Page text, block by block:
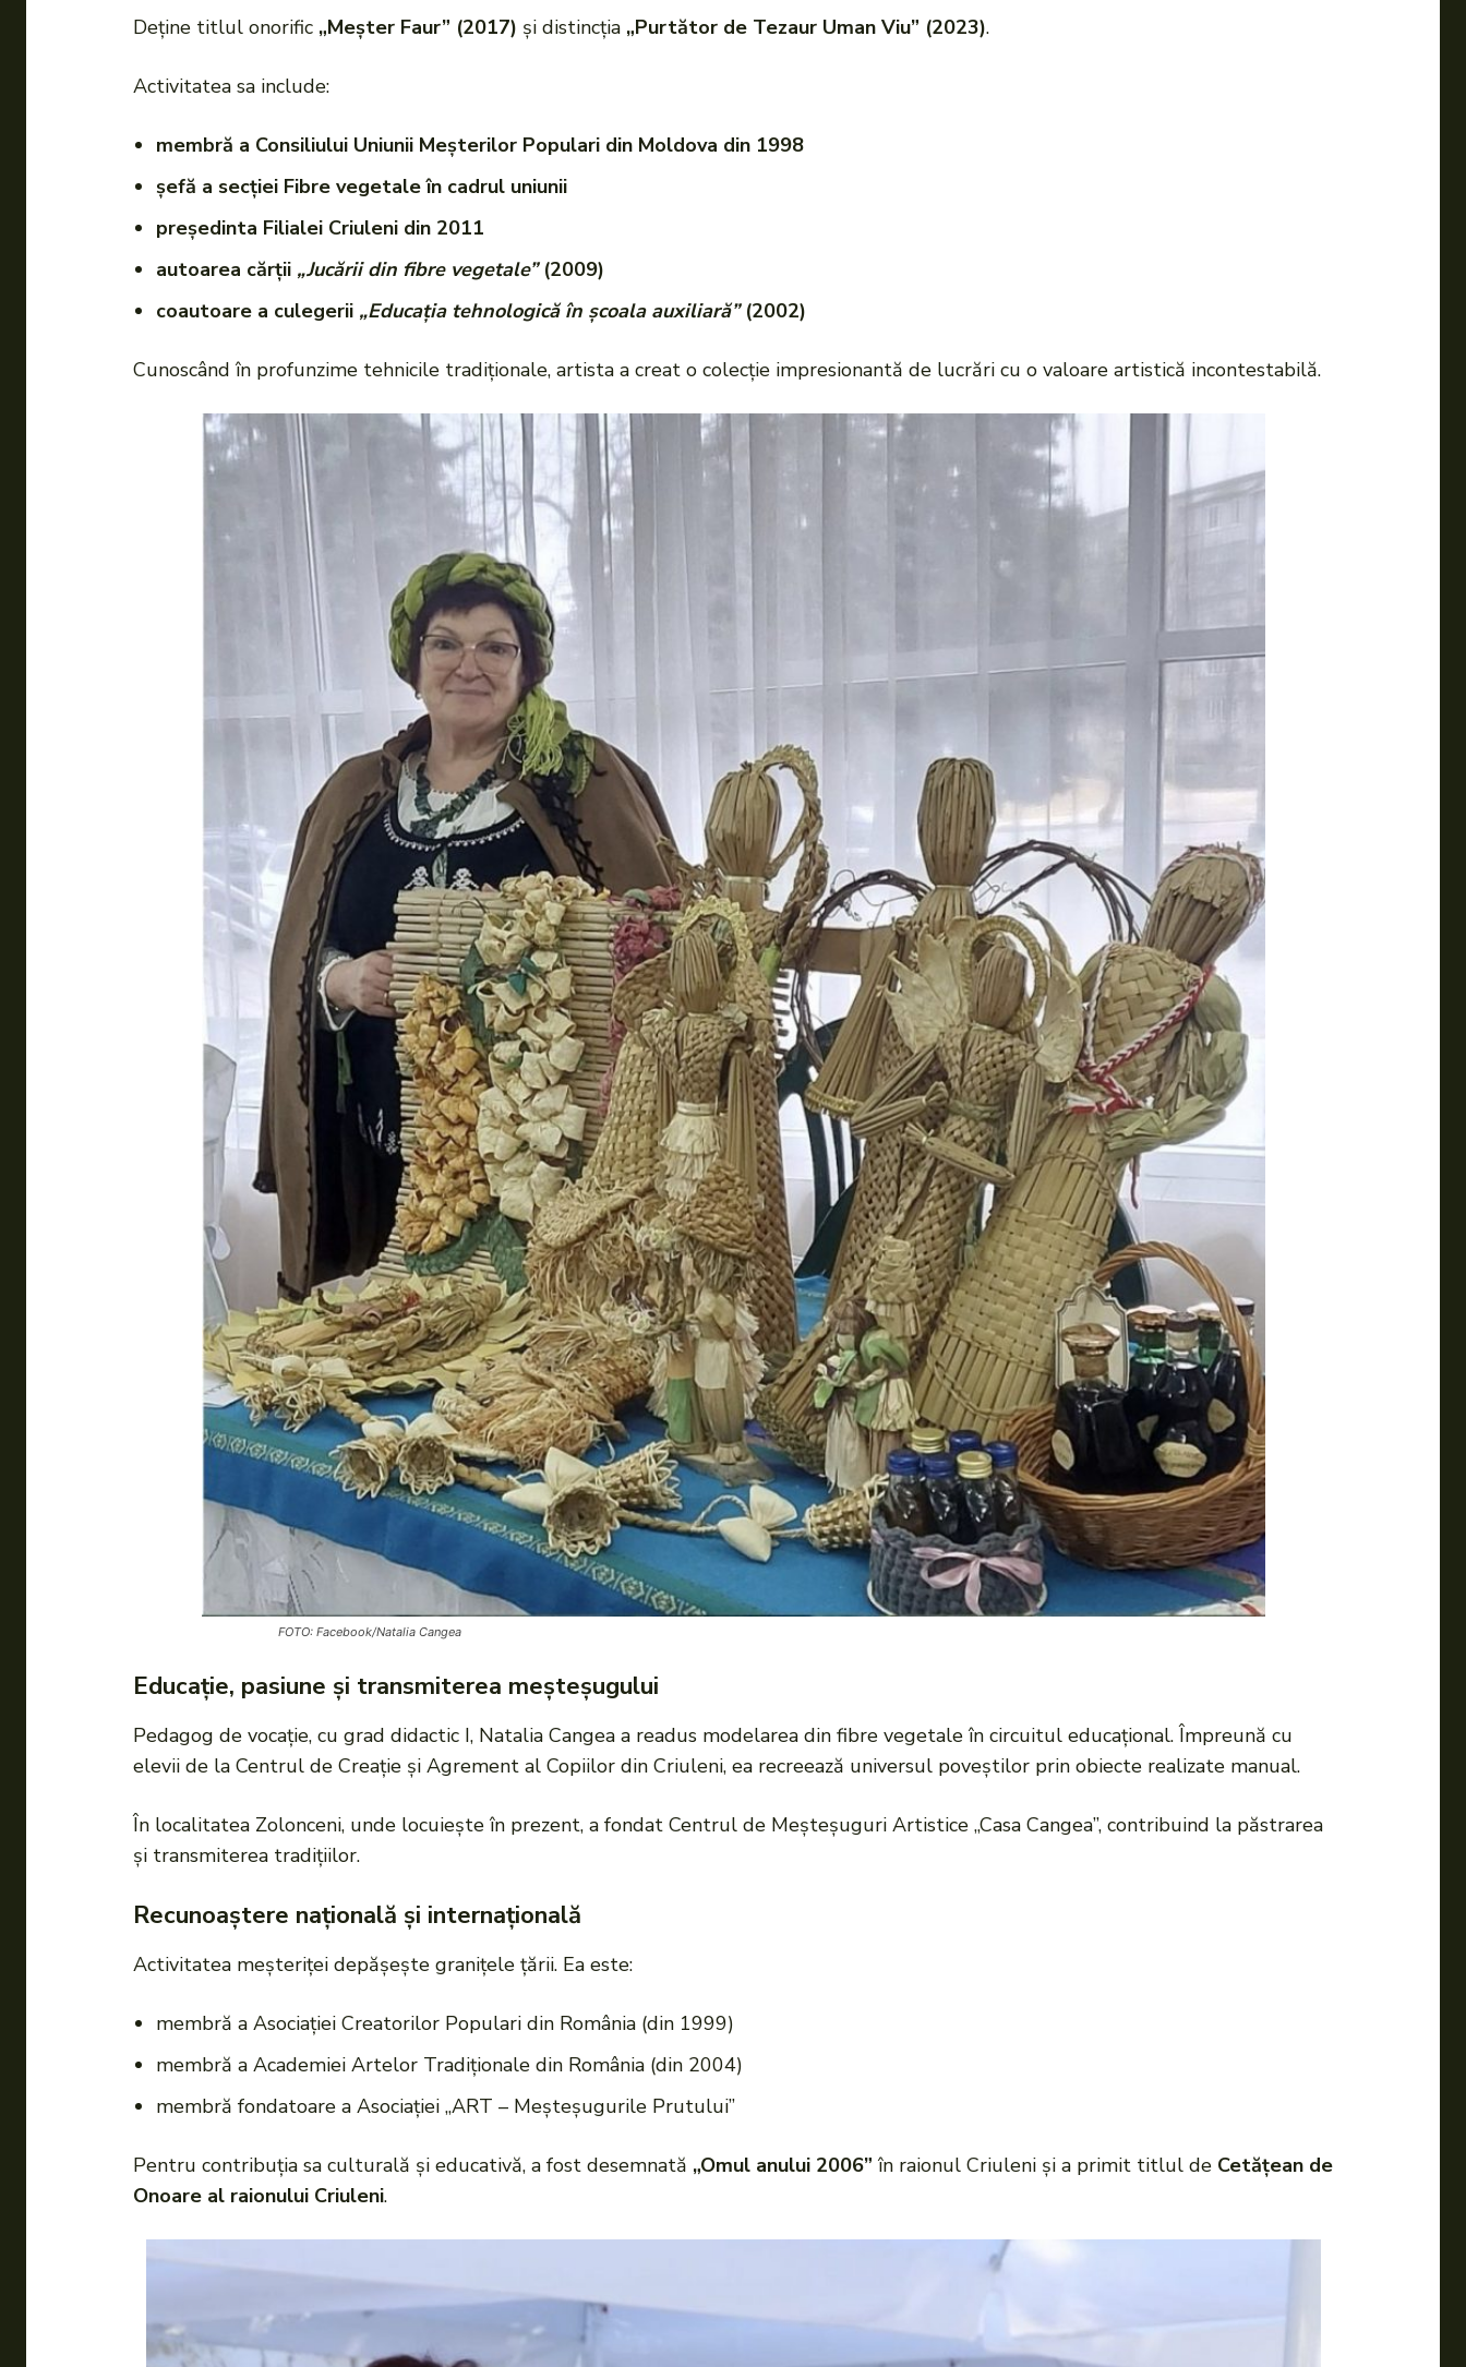
Deține titlul onorific „Meșter Faur” (2017) și distincția „Purtător de Tezaur Uman Viu” (2023).
Activitatea sa include:
membră a Consiliului Uniunii Meșterilor Populari din Moldova din 1998
șefă a secției Fibre vegetale în cadrul uniunii
președinta Filialei Criuleni din 2011
autoarea cărții „Jucării din fibre vegetale”(2009)
coautoare a culegerii „Educația tehnologică în școala auxiliară”(2002)
Cunoscând în profunzime tehnicile tradiționale, artista a creat o colecție impresionantă de lucrări cu o valoare artistică incontestabilă.
FOTO: Facebook/Natalia Cangea
Educație, pasiune și transmiterea meșteșugului
Pedagog de vocație, cu grad didactic I, Natalia Cangea a readus modelarea din fibre vegetale în circuitul educațional. Împreună cu
elevii de la Centrul de Creație și Agrement al Copiilor din Criuleni, ea recreează universul poveștilor prin obiecte realizate manual.
În localitatea Zolonceni, unde locuiește în prezent, a fondat Centrul de Meșteșuguri Artistice „Casa Cangea”, contribuind la păstrarea
și transmiterea tradițiilor.
Recunoaștere națională și internațională
Activitatea meșteriței depășește granițele țării. Ea este:
membră a Asociației Creatorilor Populari din România (din 1999)
membră a Academiei Artelor Tradiționale din România (din 2004)
membră fondatoare a Asociației „ART – Meșteșugurile Prutului”
Pentru contribuția sa culturală și educativă, a fost desemnată „Omul anului 2006” în raionul Criuleni și a primit titlul de Cetățean de
Onoare al raionului Criuleni.